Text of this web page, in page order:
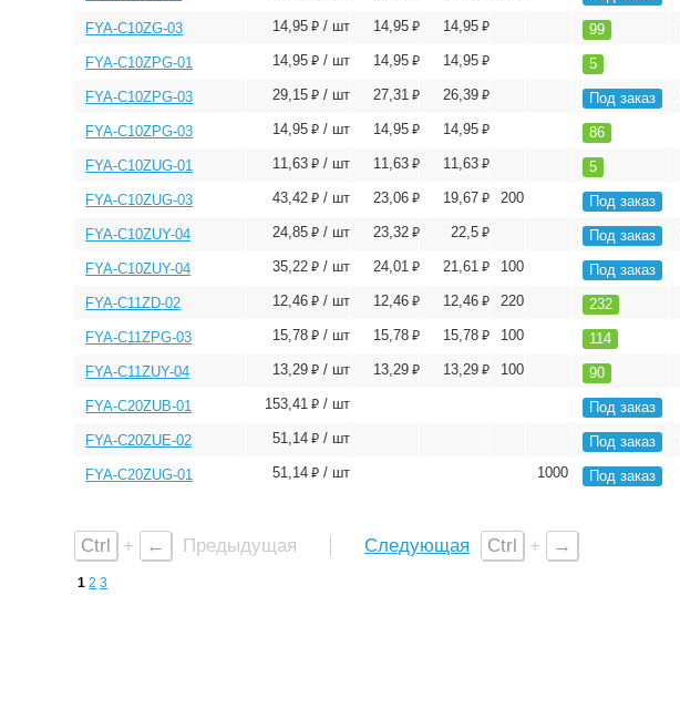
FYA-C10ZG-03 14,95 ⃏ / шт 14,95 ⃏ 14,95 ⃏ 99
FYA-C10ZPG-01 14,95 ⃏ / шт 14,95 ⃏ 14,95 ⃏ 5
FYA-C10ZPG-03 29,15 ⃏ / шт 27,31 ⃏ 26,39 ⃏ Под заказ
FYA-C10ZPG-03 14,95 ⃏ / шт 14,95 ⃏ 14,95 ⃏ 86
FYA-C10ZUG-01 11,63 ⃏ / шт 11,63 ⃏ 11,63 ⃏ 5
FYA-C10ZUG-03 43,42 ⃏ / шт 23,06 ⃏ 19,67 ⃏ 200 Под заказ
FYA-C10ZUY-04 24,85 ⃏ / шт 23,32 ⃏ 22,5 ⃏ Под заказ
FYA-C10ZUY-04 35,22 ⃏ / шт 24,01 ⃏ 21,61 ⃏ 100 Под заказ
FYA-C11ZD-02 12,46 ⃏ / шт 12,46 ⃏ 12,46 ⃏ 220 232
FYA-C11ZPG-03 15,78 ⃏ / шт 15,78 ⃏ 15,78 ⃏ 100 114
FYA-C11ZUY-04 13,29 ⃏ / шт 13,29 ⃏ 13,29 ⃏ 100 90
FYA-C20ZUB-01 153,41 ⃏ / шт Под заказ
FYA-C20ZUE-02 51,14 ⃏ / шт Под заказ
FYA-C20ZUG-01 51,14 ⃏ / шт 1000 Под заказ
Ctrl + ← Предыдущая Следующая Ctrl + →
1 2 3